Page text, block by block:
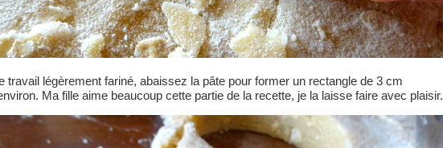
travail légèrement fariné, abaissez la pâte pour former un rectangle de 3 cm
Ma fille aime beaucoup cette partie de la recette, je la laisse faire avec plaisir.